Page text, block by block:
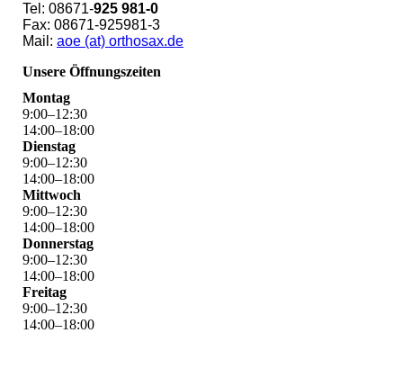
Tel: 08671-925 981-0
Fax: 08671-925981-3
Mail: aoe (at) orthosax.de
Unsere Öffnungszeiten
Montag
9:00–12:30
14:00–18:00
Dienstag
9:00–12:30
14:00–18:00
Mittwoch
9:00–12:30
14:00–18:00
Donnerstag
9:00–12:30
14:00–18:00
Freitag
9:00–12:30
14:00–18:00